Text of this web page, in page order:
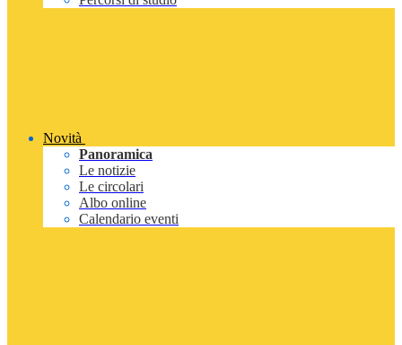
Novità
Panoramica
Le notizie
Le circolari
Albo online
Calendario eventi